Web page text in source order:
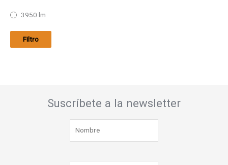
3950 lm
Filtro
Suscríbete a la newsletter